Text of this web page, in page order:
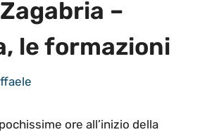
–
le formazioni
ore all’inizio della